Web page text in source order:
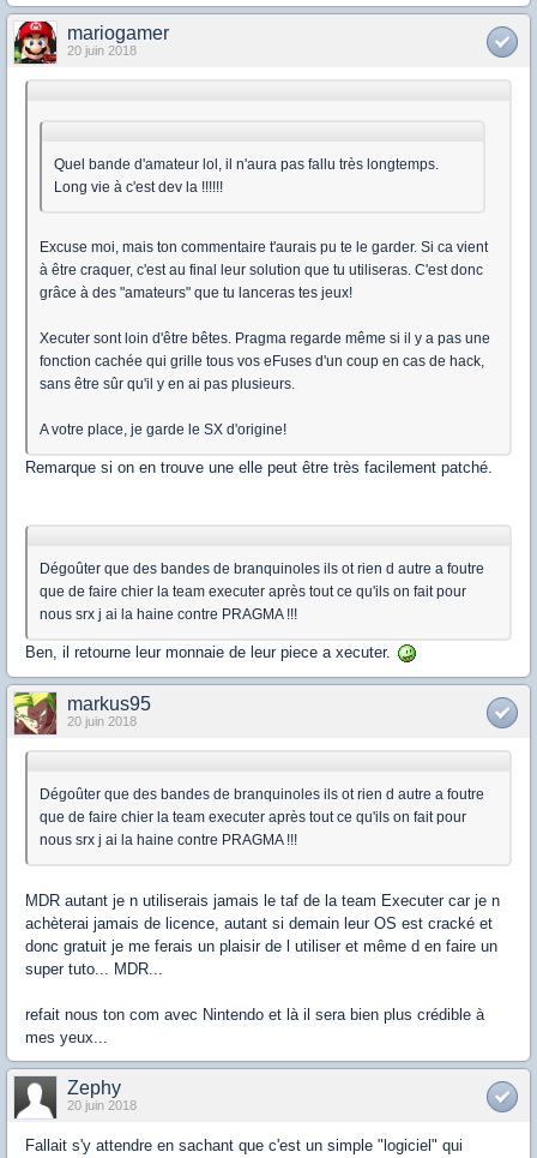
mariogamer
20 juin 2018
Quel bande d'amateur lol, il n'aura pas fallu très longtemps.
Long vie à c'est dev la !!!!!!
Excuse moi, mais ton commentaire t'aurais pu te le garder. Si ca vient
à être craquer, c'est au final leur solution que tu utiliseras. C'est donc
grâce à des "amateurs" que tu lanceras tes jeux!
Xecuter sont loin d'être bêtes. Pragma regarde même si il y a pas une
fonction cachée qui grille tous vos eFuses d'un coup en cas de hack,
sans être sûr qu'il y en ai pas plusieurs.
A votre place, je garde le SX d'origine!
Remarque si on en trouve une elle peut être très facilement patché.
Dégoûter que des bandes de branquinoles ils ot rien d autre a foutre
que de faire chier la team executer après tout ce qu'ils on fait pour
nous srx j ai la haine contre PRAGMA !!!
Ben, il retourne leur monnaie de leur piece a xecuter.
markus95
20 juin 2018
Dégoûter que des bandes de branquinoles ils ot rien d autre a foutre
que de faire chier la team executer après tout ce qu'ils on fait pour
nous srx j ai la haine contre PRAGMA !!!
MDR autant je n utiliserais jamais le taf de la team Executer car je n
achèterai jamais de licence, autant si demain leur OS est cracké et
donc gratuit je me ferais un plaisir de l utiliser et même d en faire un
super tuto... MDR...
refait nous ton com avec Nintendo et là il sera bien plus crédible à
mes yeux...
Zephy
20 juin 2018
Fallait s'y attendre en sachant que c'est un simple "logiciel" qui